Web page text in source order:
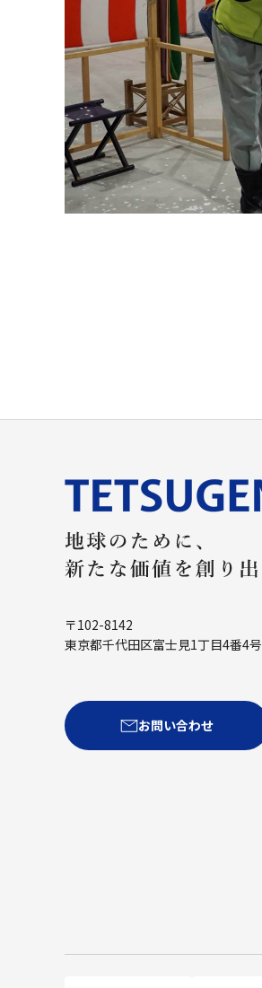
〒102-8142
東京都千代田区富士見1丁目4番4号
お問い合わせ